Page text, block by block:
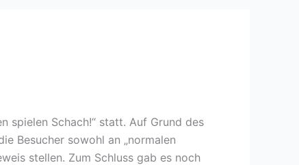
spielen Schach!“ statt. Auf Grund des
Besucher sowohl an „normalen
stellen. Zum Schluss gab es noch